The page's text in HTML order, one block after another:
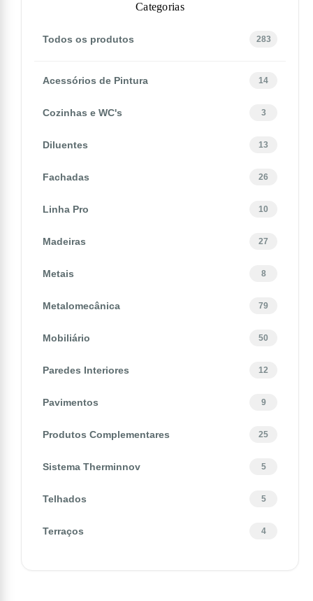
Categorias
Todos os produtos 283
Acessórios de Pintura 14
Cozinhas e WC's 3
Diluentes 13
Fachadas 26
Linha Pro 10
Madeiras 27
Metais 8
Metalomecânica 79
Mobiliário 50
Paredes Interiores 12
Pavimentos 9
Produtos Complementares 25
Sistema Therminnov 5
Telhados 5
Terraços 4